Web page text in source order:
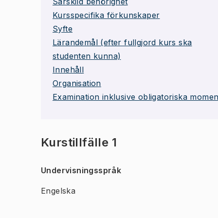
Kursspecifika förkunskaper
Syfte
Lärandemål (efter fullgjord kurs ska
studenten kunna)
Innehåll
Organisation
Examination inklusive obligatoriska
Kurstillfälle 1
Undervisningsspråk
Engelska